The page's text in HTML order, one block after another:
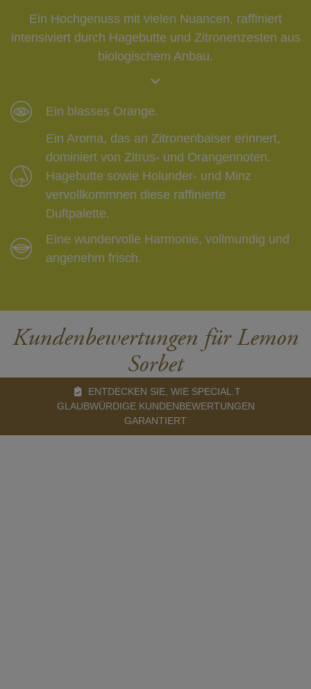
Ein Hochgenuss mit vielen Nuancen, raffiniert
intensiviert durch Hagebutte und Zitronenzesten aus
biologischem Anbau.
Ein blasses Orange.
Ein Aroma, das an Zitronenbaiser erinnert,
dominiert von Zitrus- und Orangennoten.
Hagebutte sowie Holunder- und Minz
vervollkommnen diese raffinierte
Duftpalette.
Eine wundervolle Harmonie, vollmundig und
angenehm frisch.
Kundenbewertungen für Lemon
Sorbet
ENTDECKEN SIE, WIE SPECIAL.T
GLAUBWÜRDIGE KUNDENBEWERTUNGEN
GARANTIERT